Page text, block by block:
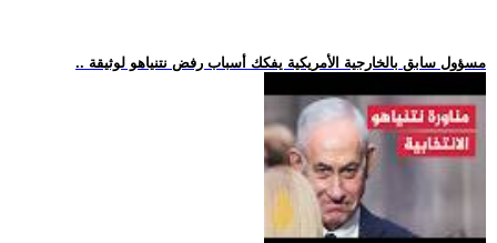
.. مسؤول سابق بالخارجية الأمريكية يفكك أسباب رفض نتنياهو لوثيقة